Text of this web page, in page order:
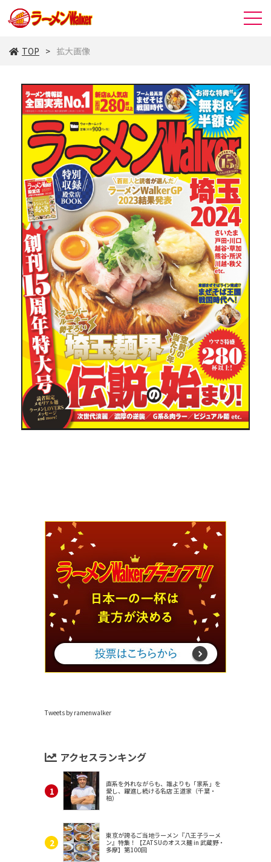
TOP 拡大画像
Tweets by ramenwalker
アクセスランキング
直系を外れながらも、誰よりも「家系」を
愛し、躍進し続ける名店 王道家（千葉・
柏）
東京が誇るご当地ラーメン『八王子ラーメ
ン』特集！【ZATSUのオスス麺 in 武蔵野・
多摩】第100回